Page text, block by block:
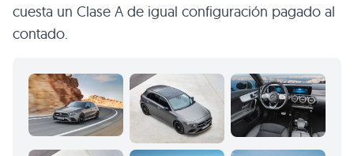
cuesta un Clase A de igual configuración pagado al
contado.